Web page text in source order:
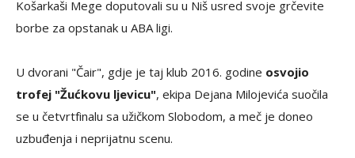
Košarkaši Mege doputovali su u Niš usred svoje grčevite
borbe za opstanak u ABA ligi.
U dvorani "Čair", gdje je taj klub 2016. godine osvojio
trofej "Žućkovu ljevicu", ekipa Dejana Milojevića suočila
se u četvrtfinalu sa užičkom Slobodom, a meč je doneo
uzbuđenja i neprijatnu scenu.